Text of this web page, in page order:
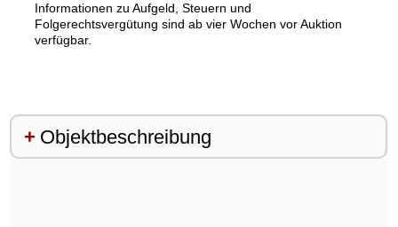
Informationen zu Aufgeld, Steuern und
Folgerechtsvergütung sind ab vier Wochen vor Auktion
verfügbar.
Objektbeschreibung